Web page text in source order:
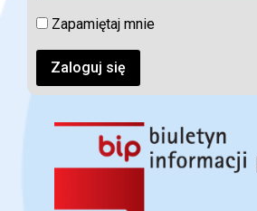
Zapamiętaj mnie
Zaloguj się